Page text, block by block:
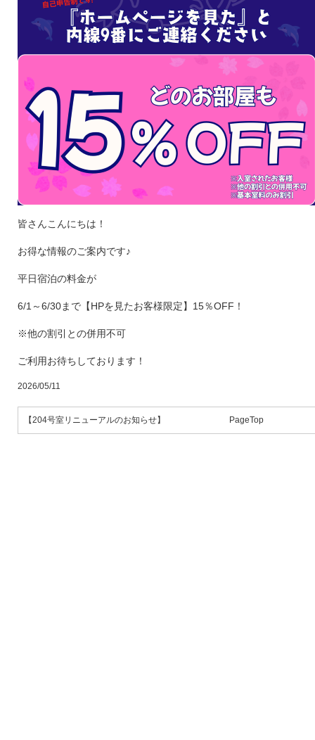
皆さんこんにちは！
お得な情報のご案内です♪
平日宿泊の料金が
6/1～6/30まで【HPを見たお客様限定】15％OFF！
※他の割引との併用不可
ご利用お待ちしております！
2026/05/11
【204号室リニューアルのお知らせ】 PageTop